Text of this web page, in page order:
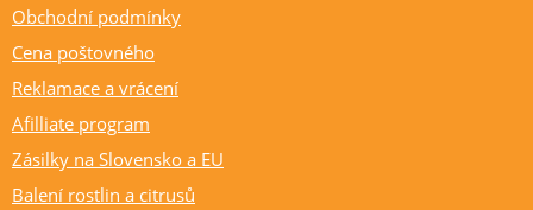
Obchodní podmínky
Cena poštovného
Reklamace a vrácení
Afilliate program
Zásilky na Slovensko a EU
Balení rostlin a citrusů